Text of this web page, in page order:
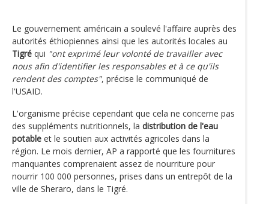
Le gouvernement américain a soulevé l'affaire auprès des
autorités éthiopiennes ainsi que les autorités locales au
Tigré qui "ont exprimé leur volonté de travailler avec
nous afin d'identifier les responsables et à ce qu'ils
rendent des comptes", précise le communiqué de
l'USAID.
L'organisme précise cependant que cela ne concerne pas
des suppléments nutritionnels, la distribution de l'eau
potable et le soutien aux activités agricoles dans la
région. Le mois dernier, AP a rapporté que les fournitures
manquantes comprenaient assez de nourriture pour
nourrir 100 000 personnes, prises dans un entrepôt de la
ville de Sheraro, dans le Tigré.